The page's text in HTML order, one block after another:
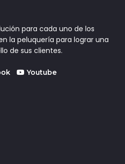
para cada uno de los
la peluquería para lograr una
de sus clientes.
Youtube